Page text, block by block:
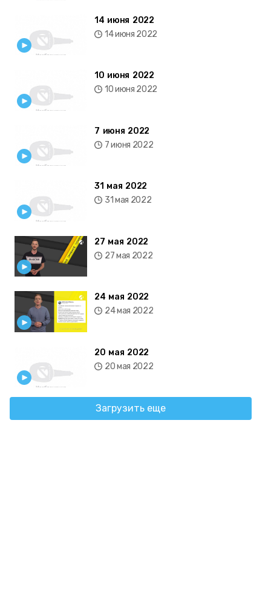
14 июня 2022
14 июня 2022
10 июня 2022
10 июня 2022
7 июня 2022
7 июня 2022
31 мая 2022
31 мая 2022
27 мая 2022
27 мая 2022
24 мая 2022
24 мая 2022
20 мая 2022
20 мая 2022
Загрузить еще